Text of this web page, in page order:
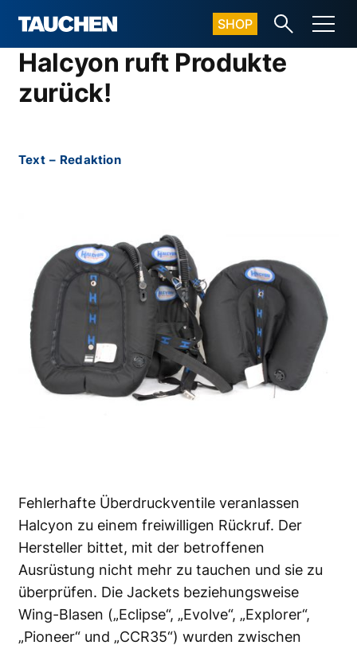
SHOP
Halcyon ruft Produkte
zurück!
Text – Redaktion
Fehlerhafte Überdruckventile veranlassen
Halcyon zu einem freiwilligen Rückruf. Der
Hersteller bittet, mit der betroffenen
Ausrüstung nicht mehr zu tauchen und sie zu
überprüfen. Die Jackets beziehungsweise
Wing-Blasen („Eclipse“, „Evolve“, „Explorer“,
„Pioneer“ und „CCR35“) wurden zwischen